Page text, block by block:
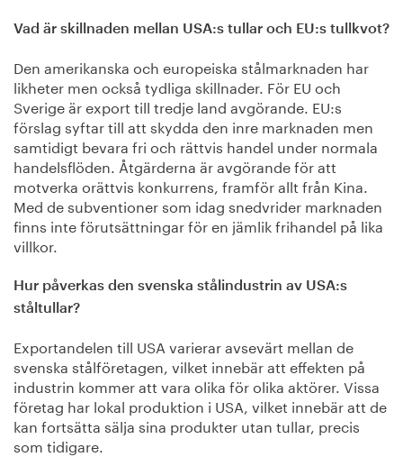
Vad är skillnaden mellan USA:s tullar och EU:s tullkvot?
Den amerikanska och europeiska stålmarknaden har
likheter men också tydliga skillnader. För EU och
Sverige är export till tredje land avgörande. EU:s
förslag syftar till att skydda den inre marknaden men
samtidigt bevara fri och rättvis handel under normala
handelsflöden. Åtgärderna är avgörande för att
motverka orättvis konkurrens, framför allt från Kina.
Med de subventioner som idag snedvrider marknaden
finns inte förutsättningar för en jämlik frihandel på lika
villkor.
Hur påverkas den svenska stålindustrin av USA:s
ståltullar?
Exportandelen till USA varierar avsevärt mellan de
svenska stålföretagen, vilket innebär att effekten på
industrin kommer att vara olika för olika aktörer. Vissa
företag har lokal produktion i USA, vilket innebär att de
kan fortsätta sälja sina produkter utan tullar, precis
som tidigare.